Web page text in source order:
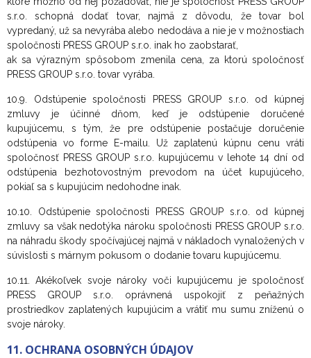
s.r.o. schopná dodať tovar, najmä z dôvodu, že tovar bol
vypredaný, už sa nevyrába alebo nedodáva a nie je v možnostiach
spoločnosti PRESS GROUP s.r.o. inak ho zaobstarať,
ak sa výrazným spôsobom zmenila cena, za ktorú spoločnosť
PRESS GROUP s.r.o. tovar vyrába.
10.9. Odstúpenie spoločnosti PRESS GROUP s.r.o. od kúpnej
zmluvy je účinné dňom, keď je odstúpenie doručené
kupujúcemu, s tým, že pre odstúpenie postačuje doručenie
odstúpenia vo forme E-mailu. Už zaplatenú kúpnu cenu vráti
spoločnosť PRESS GROUP s.r.o. kupujúcemu v lehote 14 dní od
odstúpenia bezhotovostným prevodom na účet kupujúceho,
pokiaľ sa s kupujúcim nedohodne inak.
10.10. Odstúpenie spoločnosti PRESS GROUP s.r.o. od kúpnej
zmluvy sa však nedotýka nároku spoločnosti PRESS GROUP s.r.o.
na náhradu škody spočívajúcej najmä v nákladoch vynaložených v
súvislosti s márnym pokusom o dodanie tovaru kupujúcemu.
10.11. Akékoľvek svoje nároky voči kupujúcemu je spoločnosť
PRESS GROUP s.r.o. oprávnená uspokojiť z peňažných
prostriedkov zaplatených kupujúcim a vrátiť mu sumu zníženú o
svoje nároky.
11. OCHRANA OSOBNÝCH ÚDAJOV